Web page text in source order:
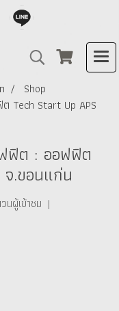
Shop
Tech Start Up APS
ฟิต : ออฟฟิต
.ขอนแก่น
นผู้เข้าชม |